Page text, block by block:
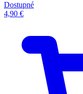
Dostupné
4,90 €